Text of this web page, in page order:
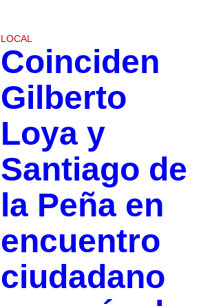
LOCAL
Coinciden
Gilberto
Loya y
Santiago de
la Peña en
encuentro
ciudadano